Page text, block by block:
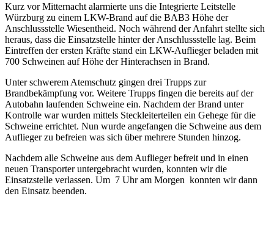
Kurz vor Mitternacht alarmierte uns die Integrierte Leitstelle
Würzburg zu einem LKW-Brand auf die BAB3 Höhe der
Anschlussstelle Wiesentheid. Noch während der Anfahrt stellte sich
heraus, dass die Einsatzstelle hinter der Anschlussstelle lag. Beim
Eintreffen der ersten Kräfte stand ein LKW-Auflieger beladen mit
700 Schweinen auf Höhe der Hinterachsen in Brand.
Unter schwerem Atemschutz gingen drei Trupps zur
Brandbekämpfung vor. Weitere Trupps fingen die bereits auf der
Autobahn laufenden Schweine ein. Nachdem der Brand unter
Kontrolle war wurden mittels Steckleiterteilen ein Gehege für die
Schweine errichtet. Nun wurde angefangen die Schweine aus dem
Auflieger zu befreien was sich über mehrere Stunden hinzog.
Nachdem alle Schweine aus dem Auflieger befreit und in einen
neuen Transporter untergebracht wurden, konnten wir die
Einsatzstelle verlassen. Um 7 Uhr am Morgen konnten wir dann
den Einsatz beenden.